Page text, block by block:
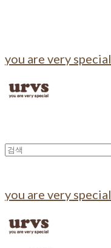
you are very special
you are very special